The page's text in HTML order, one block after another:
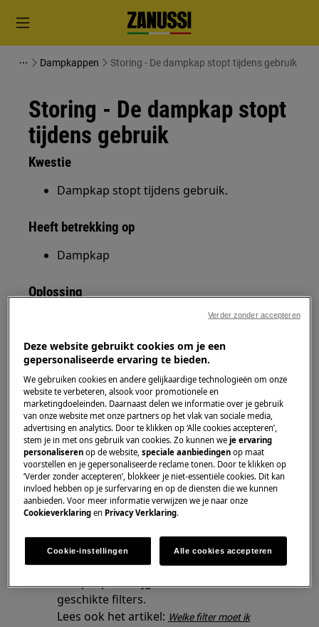
Dampkappen Storing - De dampkap stopt tijdens gebruik
Storing - De dampkap stopt
tijdens gebruik
Kwestie
Dampkap stopt tijdens gebruik.
Heeft betrekking op
Dampkap
Oplossing
Schakel de kookplaat en de dampkap uit,
schakelen.
Dit zou de dampkap voldoende tijd
moeten geven om af te koelen en het
toestel te resetten.
Verminder indien nodig het aantal
kookpotten in gebruik. De dampkap is
ontwikkeld om geurtjes te absorberen,
geen grote hoeveelheden stoom.
Controleer of de filters proper zijn en
te verkrijgen in onze
webshop. Geef het
productnummer (PNC) in van jouw
dampkap en krijg een overzicht van de
geschikte filters.
Lees ook het artikel: Welke filter moet ik
Deze website gebruikt cookies om je een
gepersonaliseerde ervaring te bieden.
We gebruiken cookies en andere gelijkaardige technologieën om onze
website te verbeteren, alsook voor promotionele en
marketingdoeleinden. Daarnaast delen we informatie over je gebruik
van onze website met onze partners op het vlak van sociale media,
advertising en analytics. Door te klikken op ‘Alle cookies accepteren’,
stem je in met ons gebruik van cookies. Zo kunnen weje ervaring
personaliseren op de website,speciale aanbiedingen op maat
voorstellen en je gepersonaliseerde reclame tonen. Door te klikken op
‘Verder zonder accepteren’, blokkeer je niet-essentiële cookies. Dit kan
invloed hebben op je surfervaring en op de diensten die we kunnen
aanbieden. Voor meer informatie verwijzen we je naar onze
Cookieverklaring en Privacy Verklaring.
Cookie-instellingen Alle cookies accepteren
Verder zonder accepteren